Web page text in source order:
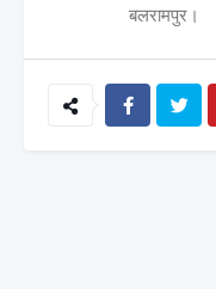
बलरामपुर।